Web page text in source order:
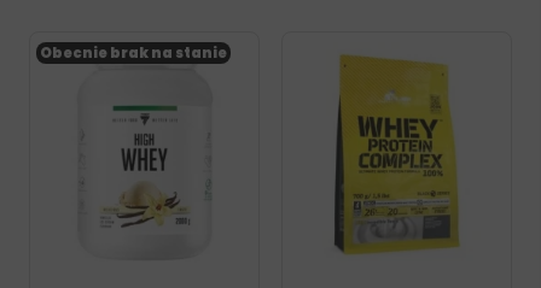
Obecnie brak na stanie